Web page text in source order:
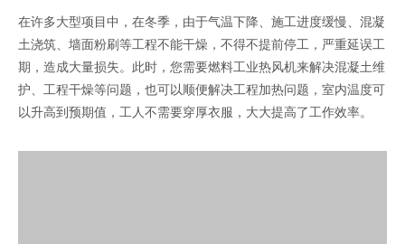
在许多大型项目中，在冬季，由于气温下降、施工进度缓慢、混凝
土浇筑、墙面粉刷等工程不能干燥，不得不提前停工，严重延误工
期，造成大量损失。此时，您需要燃料工业热风机来解决混凝土维
护、工程干燥等问题，也可以顺便解决工程加热问题，室内温度可
以升高到预期值，工人不需要穿厚衣服，大大提高了工作效率。